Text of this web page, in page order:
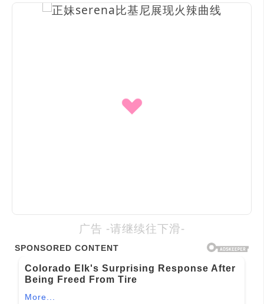
广告 -请继续往下滑-